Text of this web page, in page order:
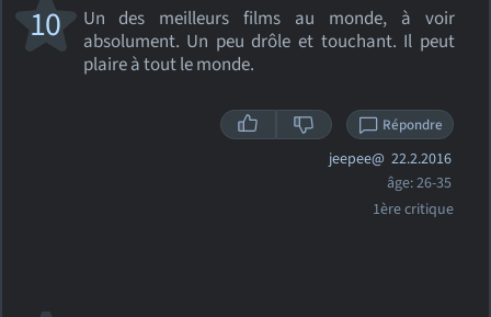
Un des meilleurs films au monde, à voir
absolument. Un peu drôle et touchant. Il peut
plaire à tout le monde.
10
Répondre
jeepee@ 22.2.2016
âge: 26-35
1ère critique